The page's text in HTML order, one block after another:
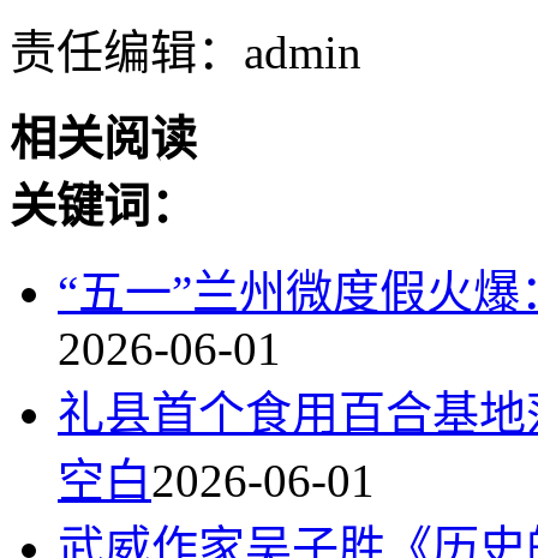
责任编辑：admin
相关阅读
关键词：
“五一”兰州微度假火
2026-06-01
礼县首个食用百合基
空白2026-06-01
武威作家吴子胜《历